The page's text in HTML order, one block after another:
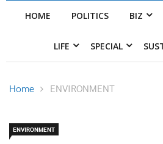
HOME POLITICS BIZ
LIFE SPECIAL
Home ENVIRONMENT
ENVIRONMENT